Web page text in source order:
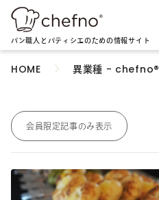
パン職人とパティシエのための情報サイト
HOME 異業種 - chefno®︎
会員限定記事のみ表示